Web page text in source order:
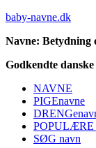
baby-navne.dk
Navne: Betydning
Godkendte
NAVNE
PIGEnavne
POPULÆRE
SØG navn